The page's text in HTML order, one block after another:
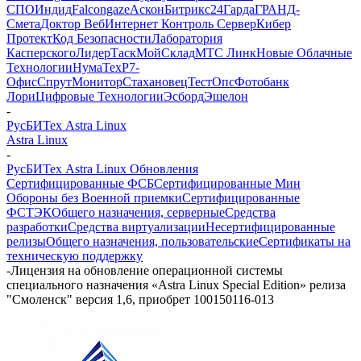
СПОИндидFalcongazeАсконБитрикс24ГардаГРАНД-
СметаДоктор ВебИнтернет Контроль СерверКибер
ПротектКод БезопасностиЛаборатория
КасперскогоЛидерТаскМойСкладМТС ЛинкНовые Облачные
ТехнологииНумаТехР7-
ОфисСпрутМониторСтахановецТестОпсФотобанк
ЛориЦифровые ТехнологииЭсбордЭшелон
-
РусБИТех Astra Linux
Astra Linux
-
РусБИТех Astra Linux Обновления
Сертифицированные ФСБСертифицированные Мин
Обороны без Военной приемкиСертифицированные
ФСТЭКОбщего назначения, серверныеСредства
разработкиСредства виртуализацииНесертифицированные
релизыОбщего назначения, пользовательскиеСертификаты на
техническую поддержку
-Лицензия на обновление операционной системы
специального назначения «Astra Linux Special Edition» релиза
"Смоленск" версия 1,6, приобрет 100150116-013